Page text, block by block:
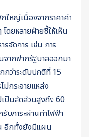
ใหญ่เนื่องจากราคาค่า
ดยหลายฝ่ายชี้ให้เห็น
จัดการ เช่น การ
จากฟากรัฐบาลออกมา
กว่าระดับปกติที่ 15
ม่กระจายแหล่ง
ป็นสัดส่วนสูงถึง 60
บภาระผ่านค่าไฟฟ้า
อีกทั้งยังมีแผน